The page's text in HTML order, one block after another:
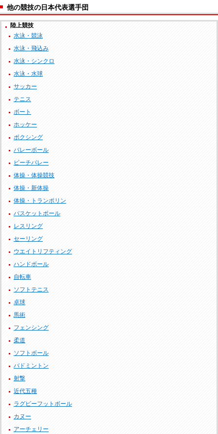
他の競技の日本代表選手団
陸上競技
水泳・競泳
水泳・飛込み
水泳・シンクロ
水泳・水球
サッカー
テニス
ボート
ホッケー
ボクシング
バレーボール
ビーチバレー
体操・体操競技
体操・新体操
体操・トランポリン
バスケットボール
レスリング
セーリング
ウエイトリフティング
ハンドボール
自転車
ソフトテニス
卓球
馬術
フェンシング
柔道
ソフトボール
バドミントン
射撃
近代五種
ラグビーフットボール
カヌー
アーチェリー